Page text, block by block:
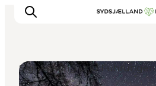
Sightseeing und Führungen